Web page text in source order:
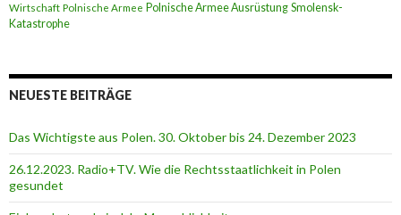
Wirtschaft Polnische Armee Polnische Armee Ausrüstung Smolensk-
Katastrophe
NEUESTE BEITRÄGE
Das Wichtigste aus Polen. 30. Oktober bis 24. Dezember 2023
26.12.2023. Radio+TV. Wie die Rechtsstaatlichkeit in Polen
gesundet